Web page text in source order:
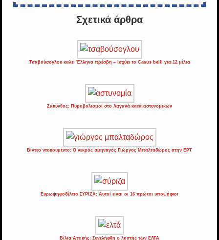
Σχετικά άρθρα
Τσαβούσογλου καλεί Έλληνα πρέσβη – Ισχύει το Casus belli για 12 μίλια
Ζάκυνθος: Πυροβολισμοί στο Λαγανά κατά αστυνομικών
Βίντεο ντοκουμέντο: Ο νεκρός σμηναγός Γιώργος Μπαλταδώρος στην ΕΡΤ
Ευρωψηφοδέλτιο ΣΥΡΙΖΑ: Αυτοί είναι οι 16 πρώτοι υποψήφιοι
Βίλια Αττικής: Συνελήφθη ο ληστής των ΕΛΤΑ